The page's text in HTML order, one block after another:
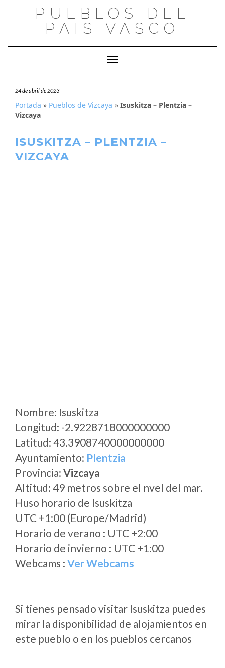
PUEBLOS DEL
PAIS VASCO
Cambiar modo de navegación
24 de abril de 2023
Portada » Pueblos de Vizcaya » Isuskitza – Plentzia –
Vizcaya
ISUSKITZA – PLENTZIA –
VIZCAYA
Nombre: Isuskitza
Longitud: -2.9228718000000000
Latitud: 43.3908740000000000
Ayuntamiento: Plentzia
Provincia: Vizcaya
Altitud: 49 metros sobre el nvel del mar.
Huso horario de Isuskitza
UTC +1:00 (Europe/Madrid)
Horario de verano : UTC +2:00
Horario de invierno : UTC +1:00
Webcams : Ver Webcams
Si tienes pensado visitar Isuskitza puedes
mirar la disponibilidad de alojamientos en
este pueblo o en los pueblos cercanos